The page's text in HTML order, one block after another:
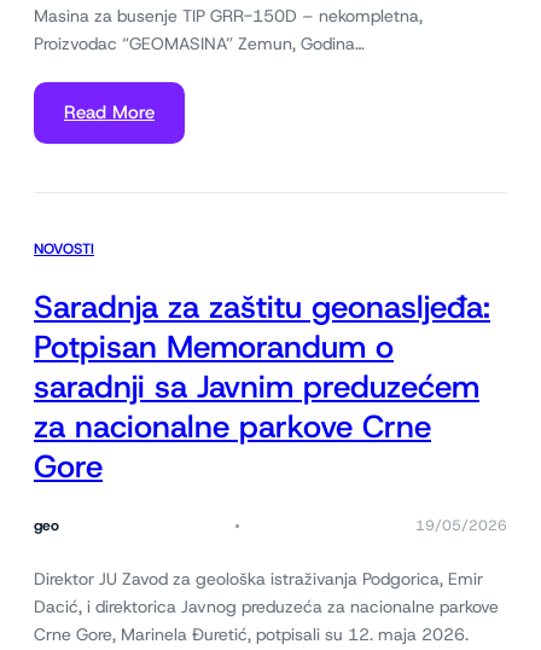
Masina za busenje TIP GRR-150D – nekompletna,
Proizvodac “GEOMASINA” Zemun, Godina…
Read More
NOVOSTI
Saradnja za zaštitu geonasljeđa:
Potpisan Memorandum o
saradnji sa Javnim preduzećem
za nacionalne parkove Crne
Gore
geo 19/05/2026
Direktor JU Zavod za geološka istraživanja Podgorica, Emir
Dacić, i direktorica Javnog preduzeća za nacionalne parkove
Crne Gore, Marinela Đuretić, potpisali su 12. maja 2026.